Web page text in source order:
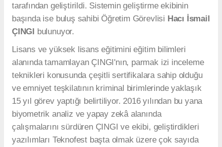
tarafından geliştirildi. Sistemin geliştirme ekibinin
başında ise buluş sahibi Öğretim Görevlisi Hacı İsmail
ÇINGI bulunuyor.
Lisans ve yüksek lisans eğitimini eğitim bilimleri
alanında tamamlayan ÇINGI'nın, parmak izi inceleme
teknikleri konusunda çeşitli sertifikalara sahip olduğu
ve emniyet teşkilatının kriminal birimlerinde yaklaşık
15 yıl görev yaptığı belirtiliyor. 2016 yılından bu yana
biyometrik analiz ve yapay zekâ alanında
çalışmalarını sürdüren ÇINGI ve ekibi, geliştirdikleri
yazılımları Teknofest başta olmak üzere çok sayıda